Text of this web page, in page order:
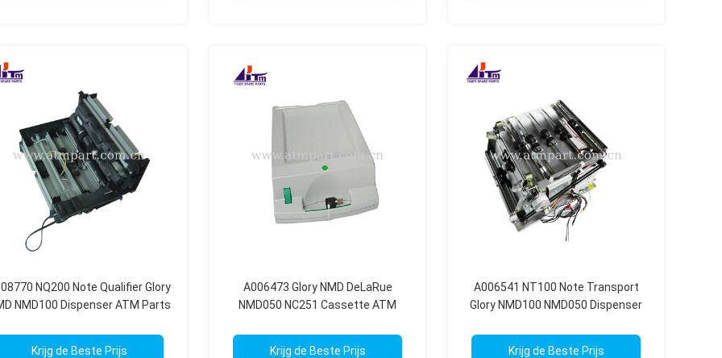
NQ200 Note Qualifier Glory
NMD100 Dispenser ATM Parts
Krijg de Beste Prijs
A006473 Glory NMD DeLaRue
NMD050 NC251 Cassette ATM
Krijg de Beste Prijs
A006541 NT100 Note Transport
Glory NMD100 NMD050 Dispenser
Krijg de Beste Prijs